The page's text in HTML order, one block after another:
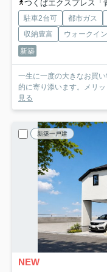
つくばエクスプレス「
駐車2台可 都市ガス
収納豊富
ウォークイ
新築
一生に一度の大きなお買
的に寄り添います。メリ
見る
新築一戸建
NEW